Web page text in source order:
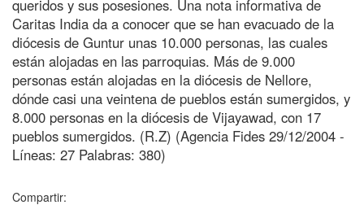
queridos y sus posesiones. Una nota informativa de
Caritas India da a conocer que se han evacuado de la
diócesis de Guntur unas 10.000 personas, las cuales
están alojadas en las parroquias. Más de 9.000
personas están alojadas en la diócesis de Nellore,
dónde casi una veintena de pueblos están sumergidos, y
8.000 personas en la diócesis de Vijayawad, con 17
pueblos sumergidos. (R.Z) (Agencia Fides 29/12/2004 -
Líneas: 27 Palabras: 380)
Compartir: